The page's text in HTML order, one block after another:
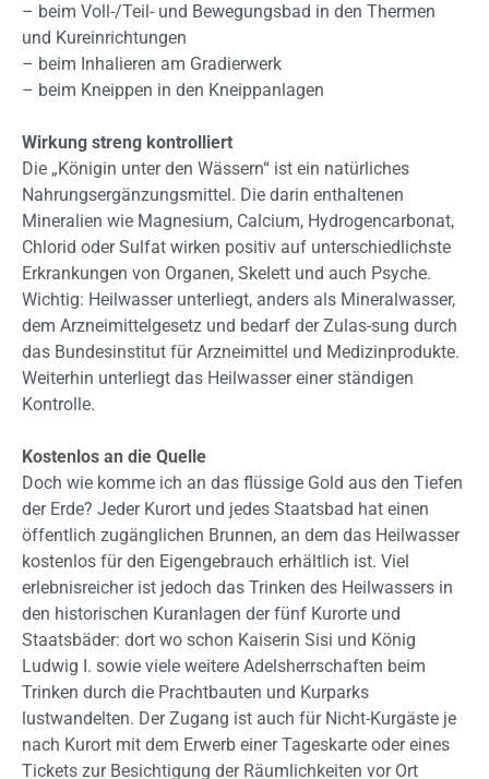
– beim Voll-/Teil- und Bewegungsbad in den Thermen
und Kureinrichtungen
– beim Inhalieren am Gradierwerk
– beim Kneippen in den Kneippanlagen
Wirkung streng kontrolliert
Die „Königin unter den Wässern“ ist ein natürliches
Nahrungsergänzungsmittel. Die darin enthaltenen
Mineralien wie Magnesium, Calcium, Hydrogencarbonat,
Chlorid oder Sulfat wirken positiv auf unterschiedlichste
Erkrankungen von Organen, Skelett und auch Psyche.
Wichtig: Heilwasser unterliegt, anders als Mineralwasser,
dem Arzneimittelgesetz und bedarf der Zulas-sung durch
das Bundesinstitut für Arzneimittel und Medizinprodukte.
Weiterhin unterliegt das Heilwasser einer ständigen
Kontrolle.
Kostenlos an die Quelle
Doch wie komme ich an das flüssige Gold aus den Tiefen
der Erde? Jeder Kurort und jedes Staatsbad hat einen
öffentlich zugänglichen Brunnen, an dem das Heilwasser
kostenlos für den Eigengebrauch erhältlich ist. Viel
erlebnisreicher ist jedoch das Trinken des Heilwassers in
den historischen Kuranlagen der fünf Kurorte und
Staatsbäder: dort wo schon Kaiserin Sisi und König
Ludwig I. sowie viele weitere Adelsherrschaften beim
Trinken durch die Prachtbauten und Kurparks
lustwandelten. Der Zugang ist auch für Nicht-Kurgäste je
nach Kurort mit dem Erwerb einer Tageskarte oder eines
Tickets zur Besichtigung der Räumlichkeiten vor Ort